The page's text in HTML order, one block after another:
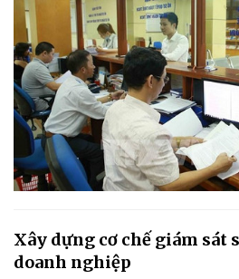
Xây dựng cơ chế giám sát
doanh nghiệp